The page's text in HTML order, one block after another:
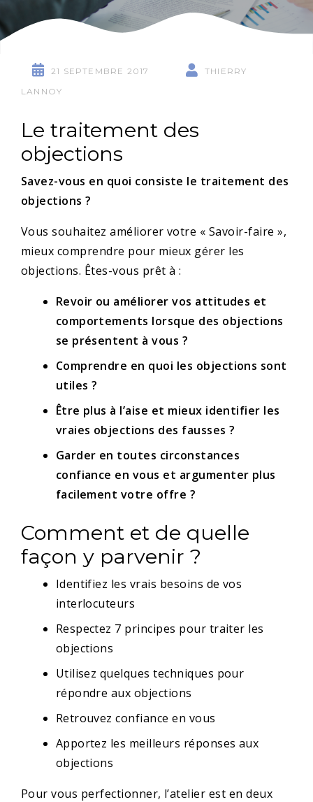
21 SEPTEMBRE 2017
THIERRY
LANNOY
Le traitement des
objections
Savez-vous en quoi consiste le traitement des
objections ?
Vous souhaitez améliorer votre « Savoir-faire »,
mieux comprendre pour mieux gérer les
objections. Êtes-vous prêt à :
Revoir ou améliorer vos attitudes et
comportements lorsque des objections
se présentent à vous ?
Comprendre en quoi les objections sont
utiles ?
Être plus à l’aise et mieux identifier les
vraies objections des fausses ?
Garder en toutes circonstances
confiance en vous et argumenter plus
facilement votre offre ?
Comment et de quelle
façon y parvenir ?
Identifiez les vrais besoins de vos
interlocuteurs
Respectez 7 principes pour traiter les
objections
Utilisez quelques techniques pour
répondre aux objections
Retrouvez confiance en vous
Apportez les meilleurs réponses aux
objections
Pour vous perfectionner, l’atelier est en deux